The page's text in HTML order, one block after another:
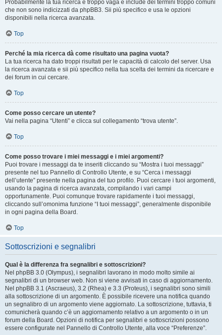
Probabilmente la tua ricerca è troppo vaga e include dei termini troppo comuni
che non sono indicizzati da phpBB3. Sii più specifico e usa le opzioni
disponibili nella ricerca avanzata.
Top
Perché la mia ricerca dà come risultato una pagina vuota?
La tua ricerca ha dato troppi risultati per le capacità di calcolo del server. Usa
la ricerca avanzata e sii più specifico nella tua scelta dei termini da ricercare e
dei forum in cui cercare.
Top
Come posso cercare un utente?
Vai nella pagina “Utenti” e clicca sul collegamento “trova utente”.
Top
Come posso trovare i miei messaggi e i miei argomenti?
Puoi trovare i messaggi da te inseriti cliccando su “Mostra i tuoi messaggi”
presente nel tuo Pannello di Controllo Utente, e su “Cerca i messaggi
dell’utente” presente nella pagina del tuo profilo. Puoi cercare i tuoi argomenti,
usando la pagina di ricerca avanzata, compilando i vari campi
opportunamente. Puoi comunque trovare rapidamente i tuoi messaggi,
cliccando sull’omonima funzione “I tuoi messaggi”, generalmente disponibile
in ogni pagina della Board.
Top
Sottoscrizioni e segnalibri
Qual è la differenza fra segnalibri e sottoscrizioni?
Nel phpBB 3.0 (Olympus), i segnalibri lavorano in modo molto simile ai
segnalibri di un browser web. Non si viene avvisati in caso di aggiornamento.
Nel phpBB 3.1 (Ascraeus), 3.2 (Rhea) e 3.3 (Proteus), i segnalibri sono simili
alla sottoscrizione di un argomento. È possibile ricevere una notifica quando
un segnalibro di un argomento viene aggiornato. La sottoscrizione, tuttavia, ti
comunicherà quando c’è un aggiornamento relativo a un argomento o in un
forum della Board. Opzioni di notifica per segnalibri e sottoscrizioni possono
essere configurate nel Pannello di Controllo Utente, alla voce “Preferenze”.